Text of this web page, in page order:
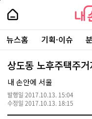
본
로
가
내
손
안
에
서
울
-
서
울
시
대
표
소
내
손
에
울
주
요
서
뉴스홈 기획·이슈
상도동 노후주택주
내 손안에 서울
발행일 2017.10.13. 15:04
수정일 2017.10.13. 18:15
페
상
단
로